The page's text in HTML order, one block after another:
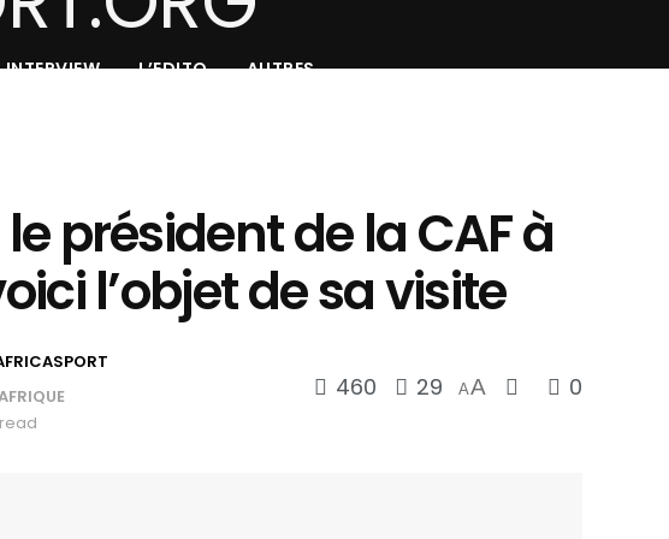
INTERVIEW L’EDITO AUTRES
président de la CAF à
l’objet de sa visite
460 29 AA 0